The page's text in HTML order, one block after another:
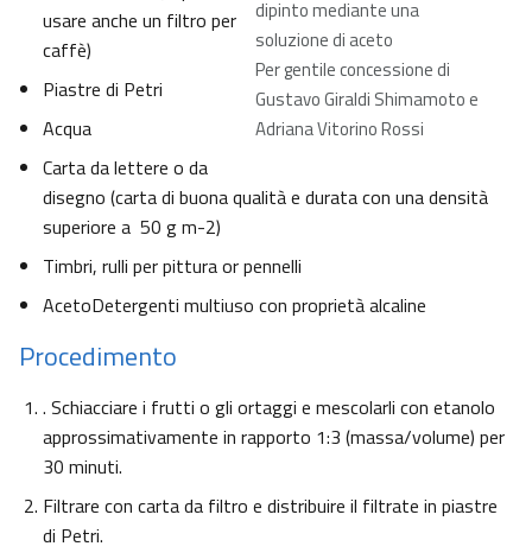
dipinto mediante una
soluzione di aceto
Per gentile concessione di
Gustavo Giraldi Shimamoto e
Adriana Vitorino Rossi
usare anche un filtro per
caffè)
Piastre di Petri
Acqua
Carta da lettere o da
disegno (carta di buona qualità e durata con una densità
superiore a 50 g m-2)
Timbri, rulli per pittura or pennelli
AcetoDetergenti multiuso con proprietà alcaline
Procedimento
. Schiacciare i frutti o gli ortaggi e mescolarli con etanolo
approssimativamente in rapporto 1:3 (massa/volume) per
30 minuti.
Filtrare con carta da filtro e distribuire il filtrate in piastre
di Petri.